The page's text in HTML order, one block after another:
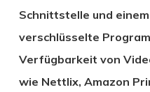
Schnittstelle und
verschlüsselte
Verfügbarkeit von
wie Nettlix, Amazon